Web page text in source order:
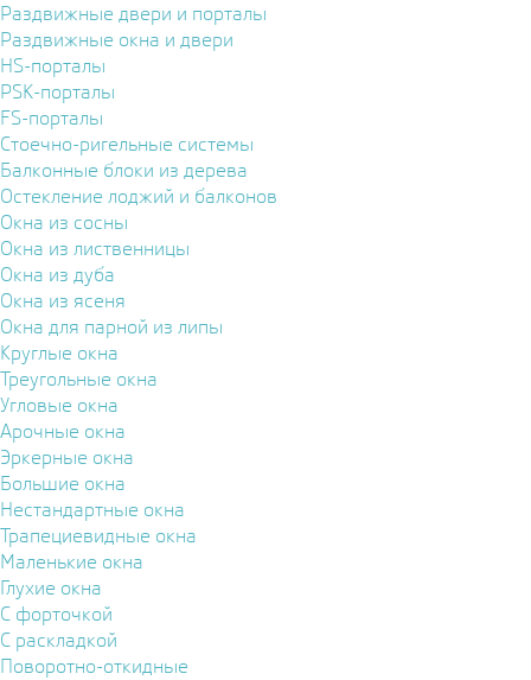
Раздвижные двери и порталы
Раздвижные окна и двери
HS-порталы
PSK-порталы
FS-порталы
Стоечно-ригельные системы
Балконные блоки из дерева
Остекление лоджий и балконов
Окна из сосны
Окна из лиственницы
Окна из дуба
Окна из ясеня
Окна для парной из липы
Круглые окна
Треугольные окна
Угловые окна
Арочные окна
Эркерные окна
Большие окна
Нестандартные окна
Трапециевидные окна
Маленькие окна
Глухие окна
С форточкой
С раскладкой
Поворотно-откидные